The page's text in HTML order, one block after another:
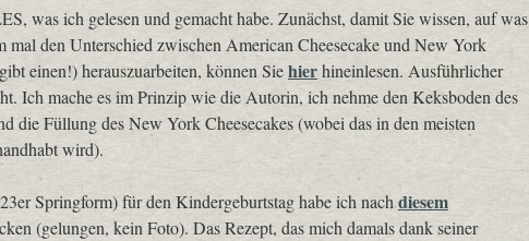
was ich gelesen und gemacht habe. Zunächst, damit Sie wissen, auf was
mal den Unterschied zwischen American Cheesecake und New York
einen!) herauszuarbeiten, können Siehierhineinlesen. Ausführlicher
Ich mache es im Prinzip wie die Autorin, ich nehme den Keksboden des
die Füllung des New York Cheesecakes (wobei das in den meisten
wird).
Springform) für den Kindergeburtstag habe ich nachdiesem
(gelungen, kein Foto). Das Rezept, das mich damals dank seiner